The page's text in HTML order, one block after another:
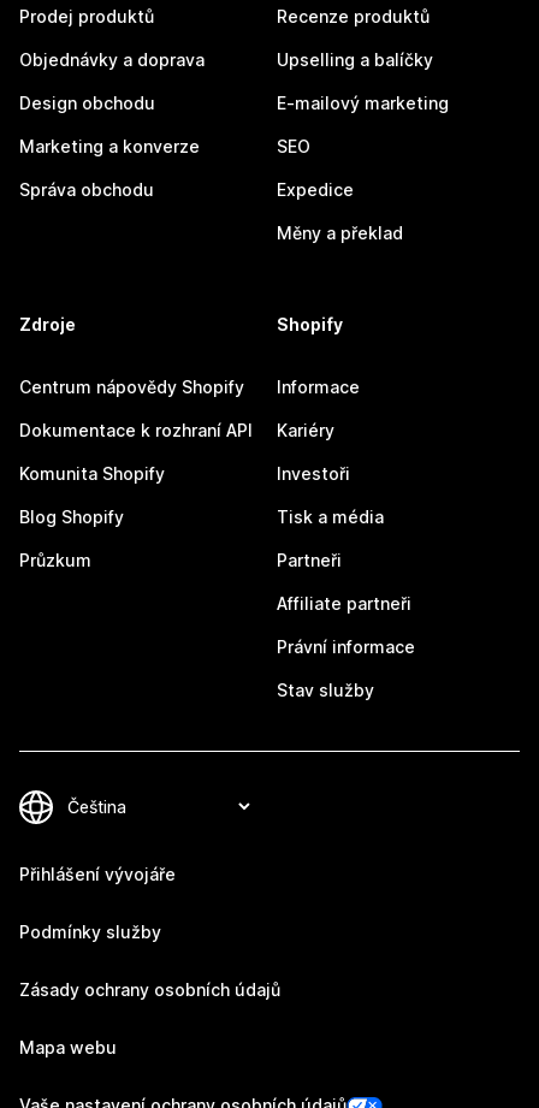
Prodej produktů
Objednávky a doprava
Design obchodu
Marketing a konverze
Správa obchodu
Recenze produktů
Upselling a balíčky
E-mailový marketing
SEO
Expedice
Měny a překlad
Zdroje
Centrum nápovědy Shopify
Dokumentace k rozhraní API
Komunita Shopify
Blog Shopify
Průzkum
Shopify
Informace
Kariéry
Investoři
Tisk a média
Partneři
Affiliate partneři
Právní informace
Stav služby
Přihlášení vývojáře
Podmínky služby
Zásady ochrany osobních údajů
Mapa webu